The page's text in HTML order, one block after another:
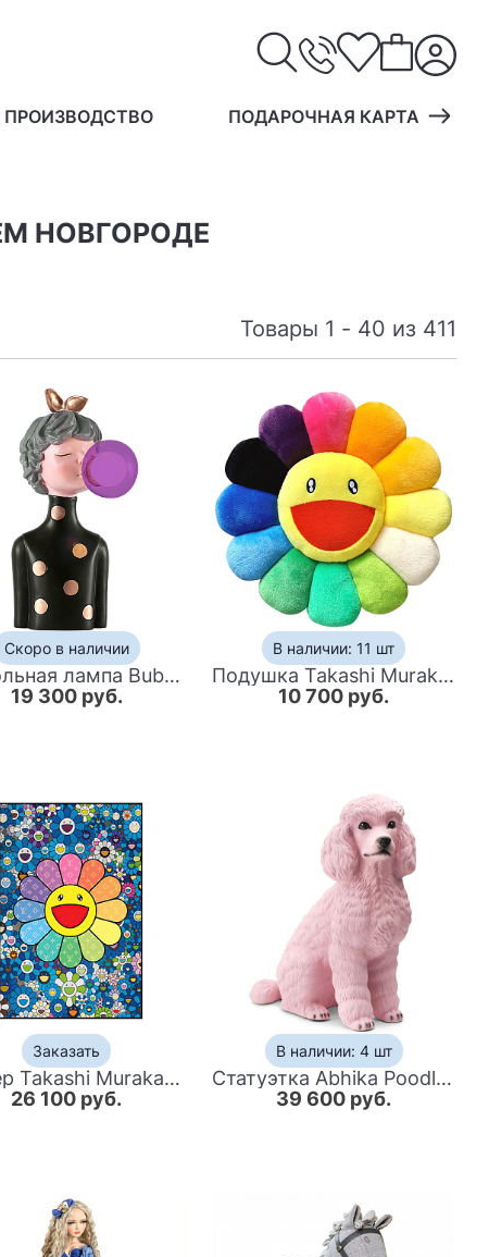
ПРОИЗВОДСТВО ПОДАРОЧНАЯ КАРТА
НОВГОРОДЕ
Товары 1 - 40 из 411
Скоро в наличии
Настольная лампа Bubble Gum Table Lamp purple
19 300 руб.
В наличии: 11 шт
Подушка Takashi Murakami Yellow
10 700 руб.
Заказать
Постер Takashi Murakami 6
26 100 руб.
В наличии: 4 шт
Статуэтка Abhika Poodle Bisc. Pink
39 600 руб.